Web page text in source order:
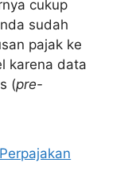
cukup
sudah
pajak ke
karena data
(pre-